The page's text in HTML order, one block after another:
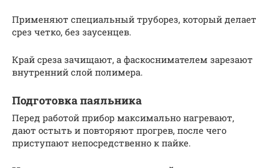
Применяют специальный труборез, который делает
срез четко, без заусенцев.
Край среза зачищают, а фаскоснимателем зарезают
внутренний слой полимера.
Подготовка паяльника
Перед работой прибор максимально нагревают,
дают остыть и повторяют прогрев, после чего
приступают непосредственно к пайке.